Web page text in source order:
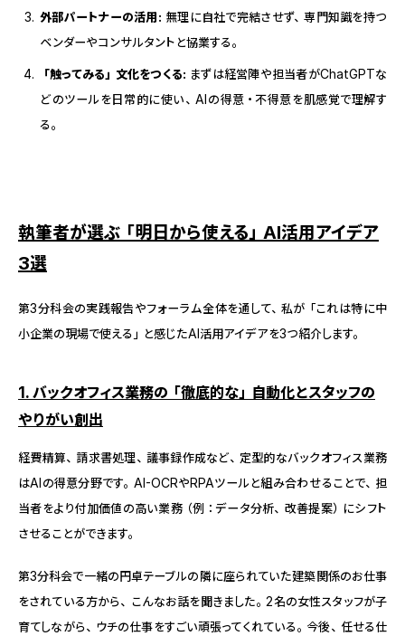
外部パートナーの活用: 無理に自社で完結させず、専門知識を持つ
ベンダーやコンサルタントと協業する。
「触ってみる」文化をつくる: まずは経営陣や担当者がChatGPTな
どのツールを日常的に使い、AIの得意・不得意を肌感覚で理解す
る。
執筆者が選ぶ「明日から使える」AI活用アイデア
3選
第3分科会の実践報告やフォーラム全体を通して、私が「これは特に中
小企業の現場で使える」と感じたAI活用アイデアを3つ紹介します。
1. バックオフィス業務の「徹底的な」自動化とスタッフの
やりがい創出
経費精算、請求書処理、議事録作成など、定型的なバックオフィス業務
はAIの得意分野です。AI-OCRやRPAツールと組み合わせることで、担
当者をより付加価値の高い業務（例：データ分析、改善提案）にシフト
させることができます。
第3分科会で一緒の円卓テーブルの隣に座られていた建築関係のお仕事
をされている方から、こんなお話を聞きました。2名の女性スタッフが子
育てしながら、ウチの仕事をすごい頑張ってくれている。今後、任せる仕